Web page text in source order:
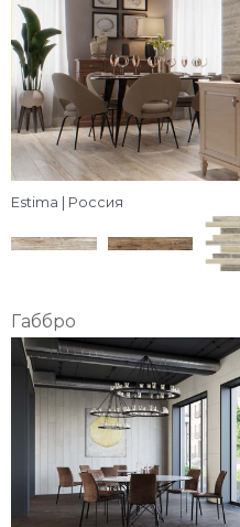
Estima | Россия
Габбро